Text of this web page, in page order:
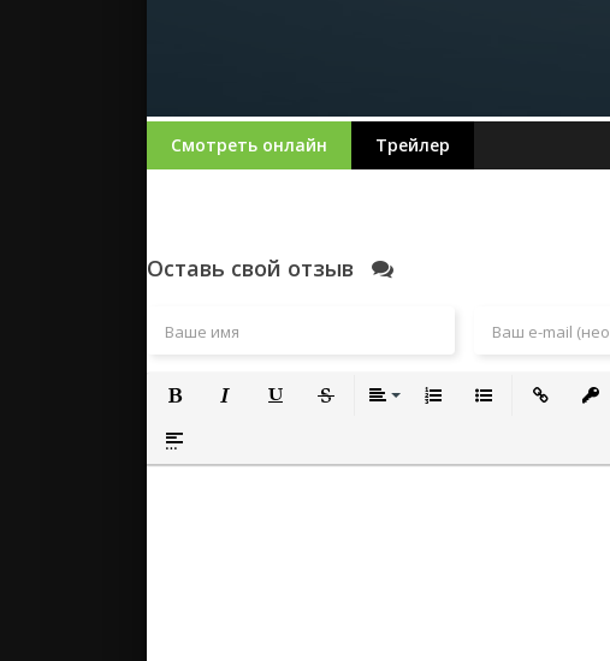
Смотреть онлайн Трейлер
Оставь свой отзыв
Полужирный
Вставка спойлера